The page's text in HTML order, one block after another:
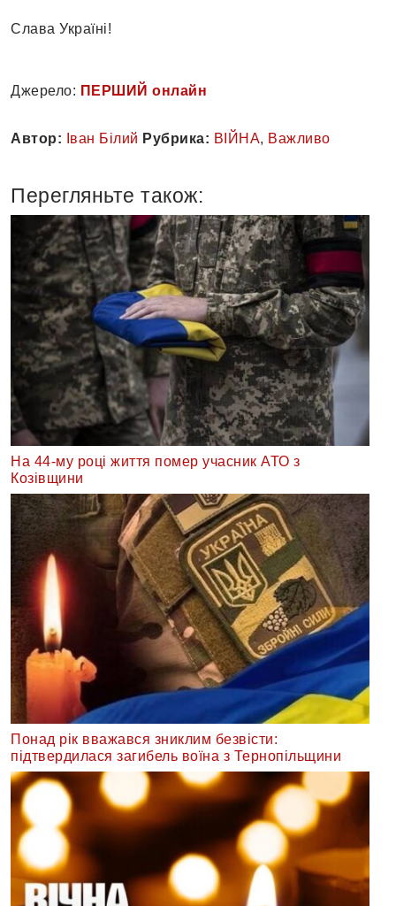
Слава Україні!
Джерело: ПЕРШИЙ онлайн
Автор: Іван Білий Рубрика: ВІЙНА, Важливо
Перегляньте також:
На 44-му році життя помер учасник АТО з
Козівщини
Понад рік вважався зниклим безвісти:
підтвердилася загибель воїна з Тернопільщини